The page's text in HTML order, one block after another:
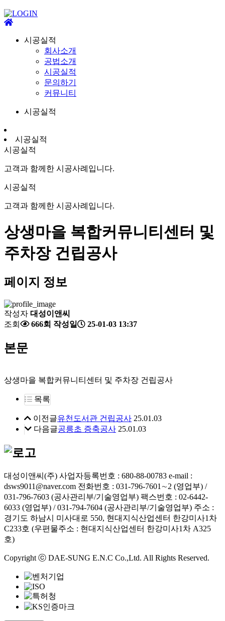
시공실적
회사소개
공법소개
시공실적
문의하기
커뮤니티
시공실적
시공실적
시공실적
고객과 함께한 시공사례입니다.
시공실적
고객과 함께한 시공사례입니다.
상생마을 복합커뮤니티센터 및
주차장 건립공사
페이지 정보
작성자 대성이앤씨
조회
666회 작성일 25-01-03 13:37
본문
상생마을 복합커뮤니티센터 및 주차장 건립공사
목록
이전글유천도서관 건립공사 25.01.03
다음글공릉초 증축공사 25.01.03
대성이앤씨(주) 사업자등록번호 : 680-88-00783 e-mail :
dsws9011@naver.com 전화번호 : 031-796-7601∼2 (영업부) /
031-796-7603 (공사관리부/기술영업부) 팩스번호 : 02-6442-
6033 (영업부) / 031-794-7604 (공사관리부/기술영업부) 주소 :
경기도 하남시 미사대로 550, 현대지식산업센터 한강미사1차
C233호 (우편물주소 : 현대지식산업센터 한강미사1차 A325
호)
Copyright ⓒ DAE-SUNG E.N.C Co.,Ltd. All Rights Reserved.